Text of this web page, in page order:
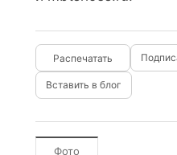
Вставить в блог
Фото